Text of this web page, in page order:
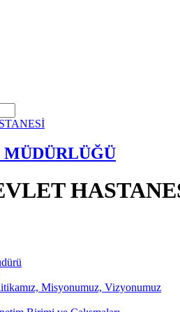
Misyonumuz, Vizyonumuz